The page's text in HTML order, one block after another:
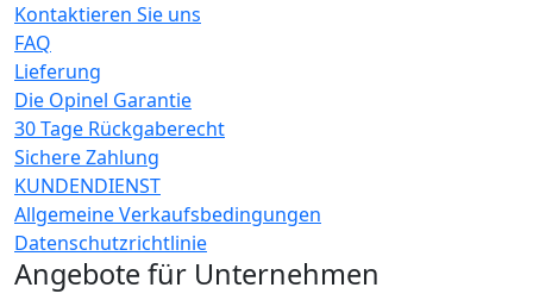
Kontaktieren Sie uns
FAQ
Lieferung
Die Opinel Garantie
30 Tage Rückgaberecht
Sichere Zahlung
KUNDENDIENST
Allgemeine Verkaufsbedingungen
Datenschutzrichtlinie
Angebote für Unternehmen